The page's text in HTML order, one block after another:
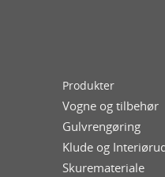
Produkter
Vogne og tilbehør
Gulvrengøring
Klude og
Skuremateriale